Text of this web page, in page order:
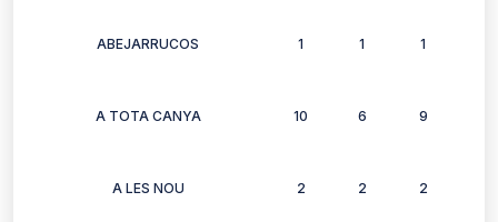
ABEJARRUCOS 1 1 1
A TOTA CANYA 10 6 9
A LES NOU 2 2 2